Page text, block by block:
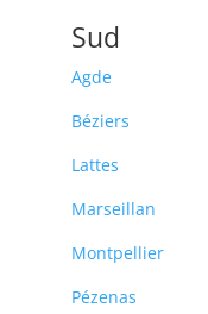
Sud
Agde
Béziers
Lattes
Marseillan
Montpellier
Pézenas